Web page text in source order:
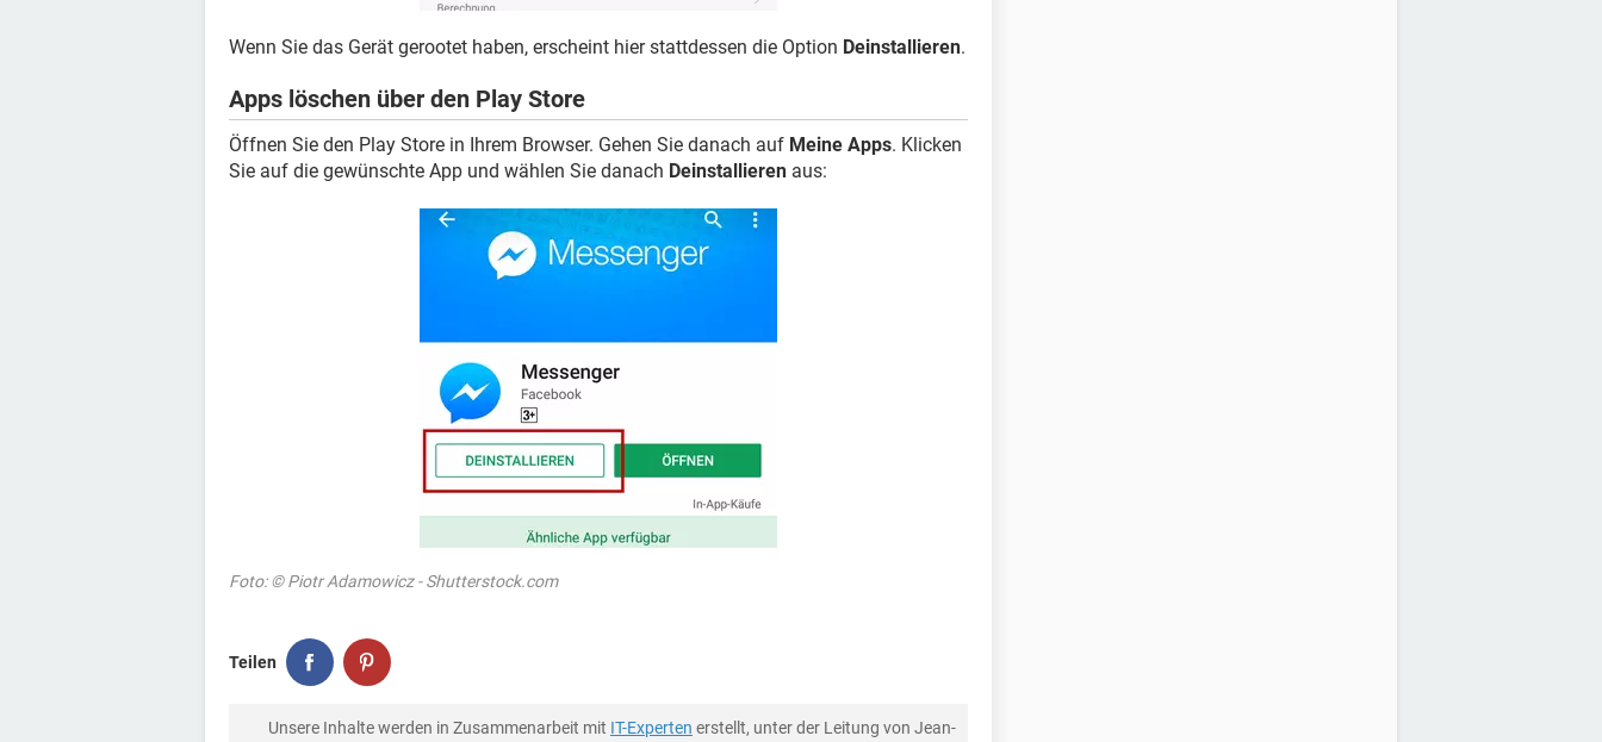
Wenn Sie das Gerät gerootet haben, erscheint hier stattdessen die Option Deinstallieren.
Apps löschen über den Play Store
Öffnen Sie den Play Store in Ihrem Browser. Gehen Sie danach auf Meine Apps. Klicken
Sie auf die gewünschte App und wählen Sie danach Deinstallieren aus:
Foto: © Piotr Adamowicz - Shutterstock.com
Teilen
Unsere Inhalte werden in Zusammenarbeit mit IT-Experten erstellt, unter der Leitung von Jean-